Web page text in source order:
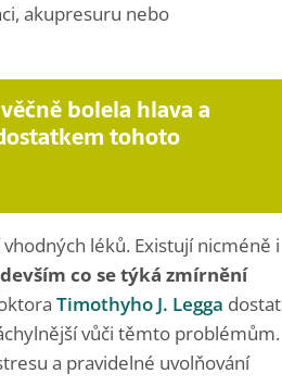
akupresuru nebo
bolela hlava a
tohoto
léků. Existují nicméně i
co se týká zmírnění
Timothyho J. Legga dostat
vůči těmto problémům.
a pravidelné uvolňování